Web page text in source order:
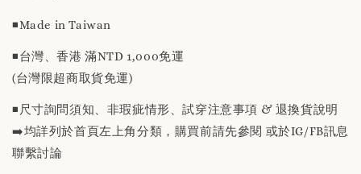
◾️Made in Taiwan
◾️台灣、香港 滿NTD 1,000免運
(台灣限超商取貨免運)
◾️尺寸詢問須知、非瑕疵情形、試穿注意事項 & 退換貨說明
➡️均詳列於首頁左上角分類，購買前請先參閱 或於IG/FB訊息
聯繫討論